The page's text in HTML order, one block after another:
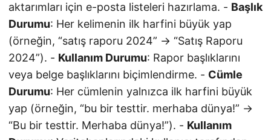
aktarımları için e-posta listeleri hazırlama. - Başlık
Durumu: Her kelimenin ilk harfini büyük yap
(örneğin, “satış raporu 2024” → “Satış Raporu
2024”). - Kullanım Durumu: Rapor başlıklarını
veya belge başlıklarını biçimlendirme. - Cümle
Durumu: Her cümlenin yalnızca ilk harfini büyük
yap (örneğin, “bu bir testtir. merhaba dünya!” →
“Bu bir testtir. Merhaba dünya!”). - Kullanım